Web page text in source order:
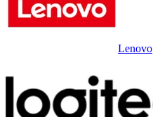
Lenovo